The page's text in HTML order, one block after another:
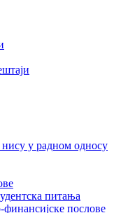
у радном односу
питања
послове